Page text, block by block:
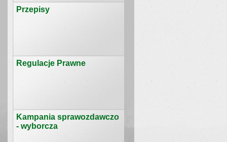
Przepisy
Regulacje Prawne
Kampania sprawozdawczo
- wyborcza